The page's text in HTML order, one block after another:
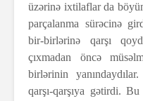
üzərinə ixtilaflar da
parçalanma sürəcinə
bir-birlərinə qarşı
çıxmadan öncə
birlərinin
qarşı-qarşıya gətirdi.